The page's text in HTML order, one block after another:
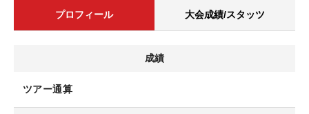
プロフィール 大会成績/スタッツ
成績
ツアー通算